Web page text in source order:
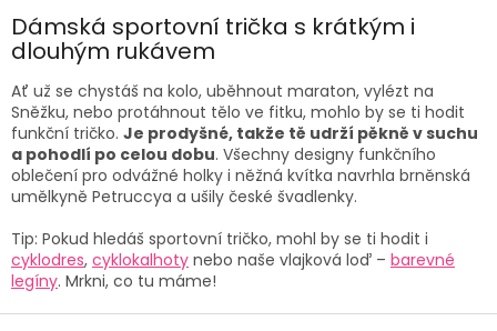
l
á
a
c
í
p
r
v
y
v
i
Dámská sportovní trička s krátkým i
dlouhým rukávem
Ať už se chystáš na kolo, uběhnout maraton, vylézt na
Sněžku, nebo protáhnout tělo ve fitku, mohlo by se ti hodit
funkční tričko. Je prodyšné, takže tě udrží pěkně v suchu
a pohodlí po celou dobu. Všechny designy funkčního
oblečení pro odvážné holky i něžná kvítka navrhla brněnská
umělkyně Petruccya a ušily české švadlenky.
Tip: Pokud hledáš sportovní tričko, mohl by se ti hodit i
cyklodres, cyklokalhoty nebo naše vlajková loď – barevné
legíny. Mrkni, co tu máme!
Z